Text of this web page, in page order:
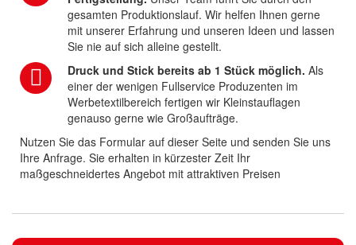
gesamten Produktionslauf. Wir helfen Ihnen gerne
mit unserer Erfahrung und unseren Ideen und lassen
Sie nie auf sich alleine gestellt.
Druck und Stick bereits ab 1 Stück möglich. Als
einer der wenigen Fullservice Produzenten im
Werbetextilbereich fertigen wir Kleinstauflagen
genauso gerne wie Großaufträge.
Nutzen Sie das Formular auf dieser Seite und senden Sie uns
Ihre Anfrage. Sie erhalten in kürzester Zeit Ihr
maßgeschneidertes Angebot mit attraktiven Preisen